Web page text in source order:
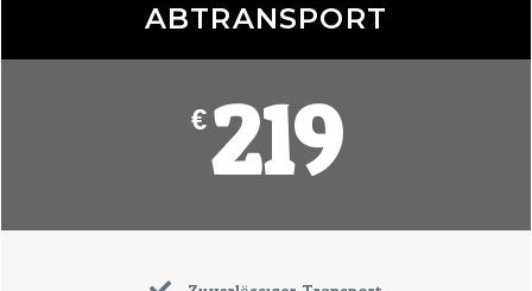
ABTRANSPORT
€219